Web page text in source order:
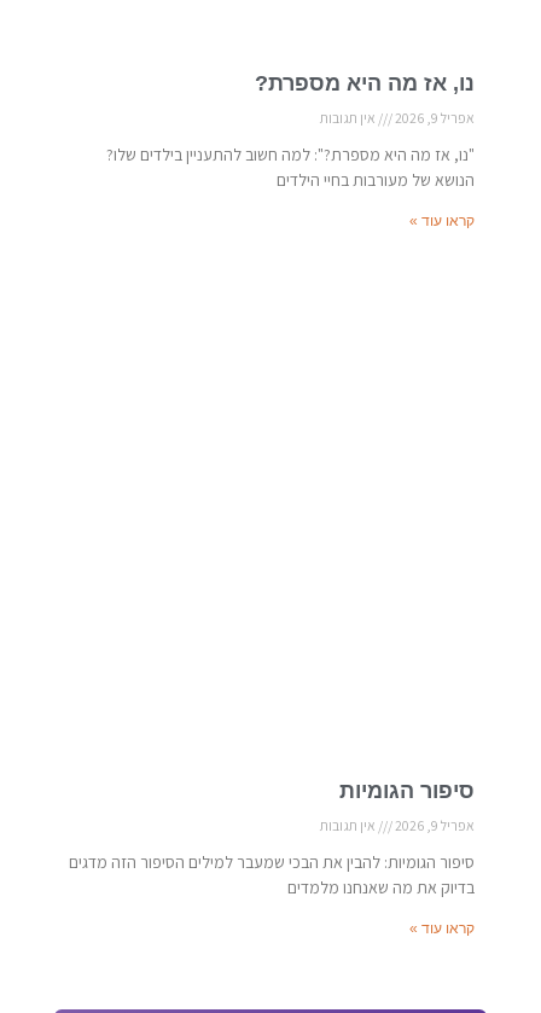
נו, אז מה היא מספרת?
אפריל 9, 2026 אין תגובות
"נו, אז מה היא מספרת?": למה חשוב להתעניין בילדים שלו?
הנושא של מעורבות בחיי הילדים
קראו עוד »
סיפור הגומיות
אפריל 9, 2026 אין תגובות
סיפור הגומיות: להבין את הבכי שמעבר למילים הסיפור הזה מדגים
בדיוק את מה שאנחנו מלמדים
קראו עוד »